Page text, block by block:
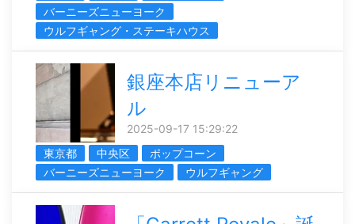
バーニーズニューヨーク
ウルフギャング・ステーキハウス
銀座本店リニューア
ル
2025-09-17 15:29:22
東京都
中央区
ポップコーン
バーニーズニューヨーク
ウルフギャング